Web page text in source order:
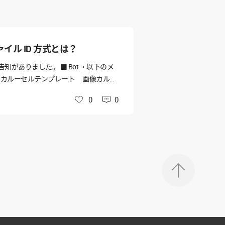
ル ID 方式とは？
知がありました。 ■ Bot ・以下のメ
ルーセルテンプレート 画像カルー
などを送信する方法だと思ってい
いいね
0 0